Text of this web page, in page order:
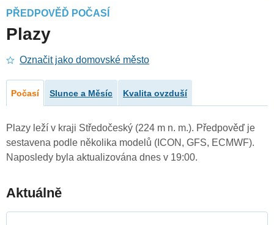
PŘEDPOVĚĎ POČASÍ
Plazy
Označit jako domovské město
Počasí Slunce a Měsíc Kvalita ovzduší
Plazy leží v kraji Středočeský (224 m n. m.). Předpověď je
sestavena podle několika modelů (ICON, GFS, ECMWF).
Naposledy byla aktualizována dnes v 19:00.
Aktuálně